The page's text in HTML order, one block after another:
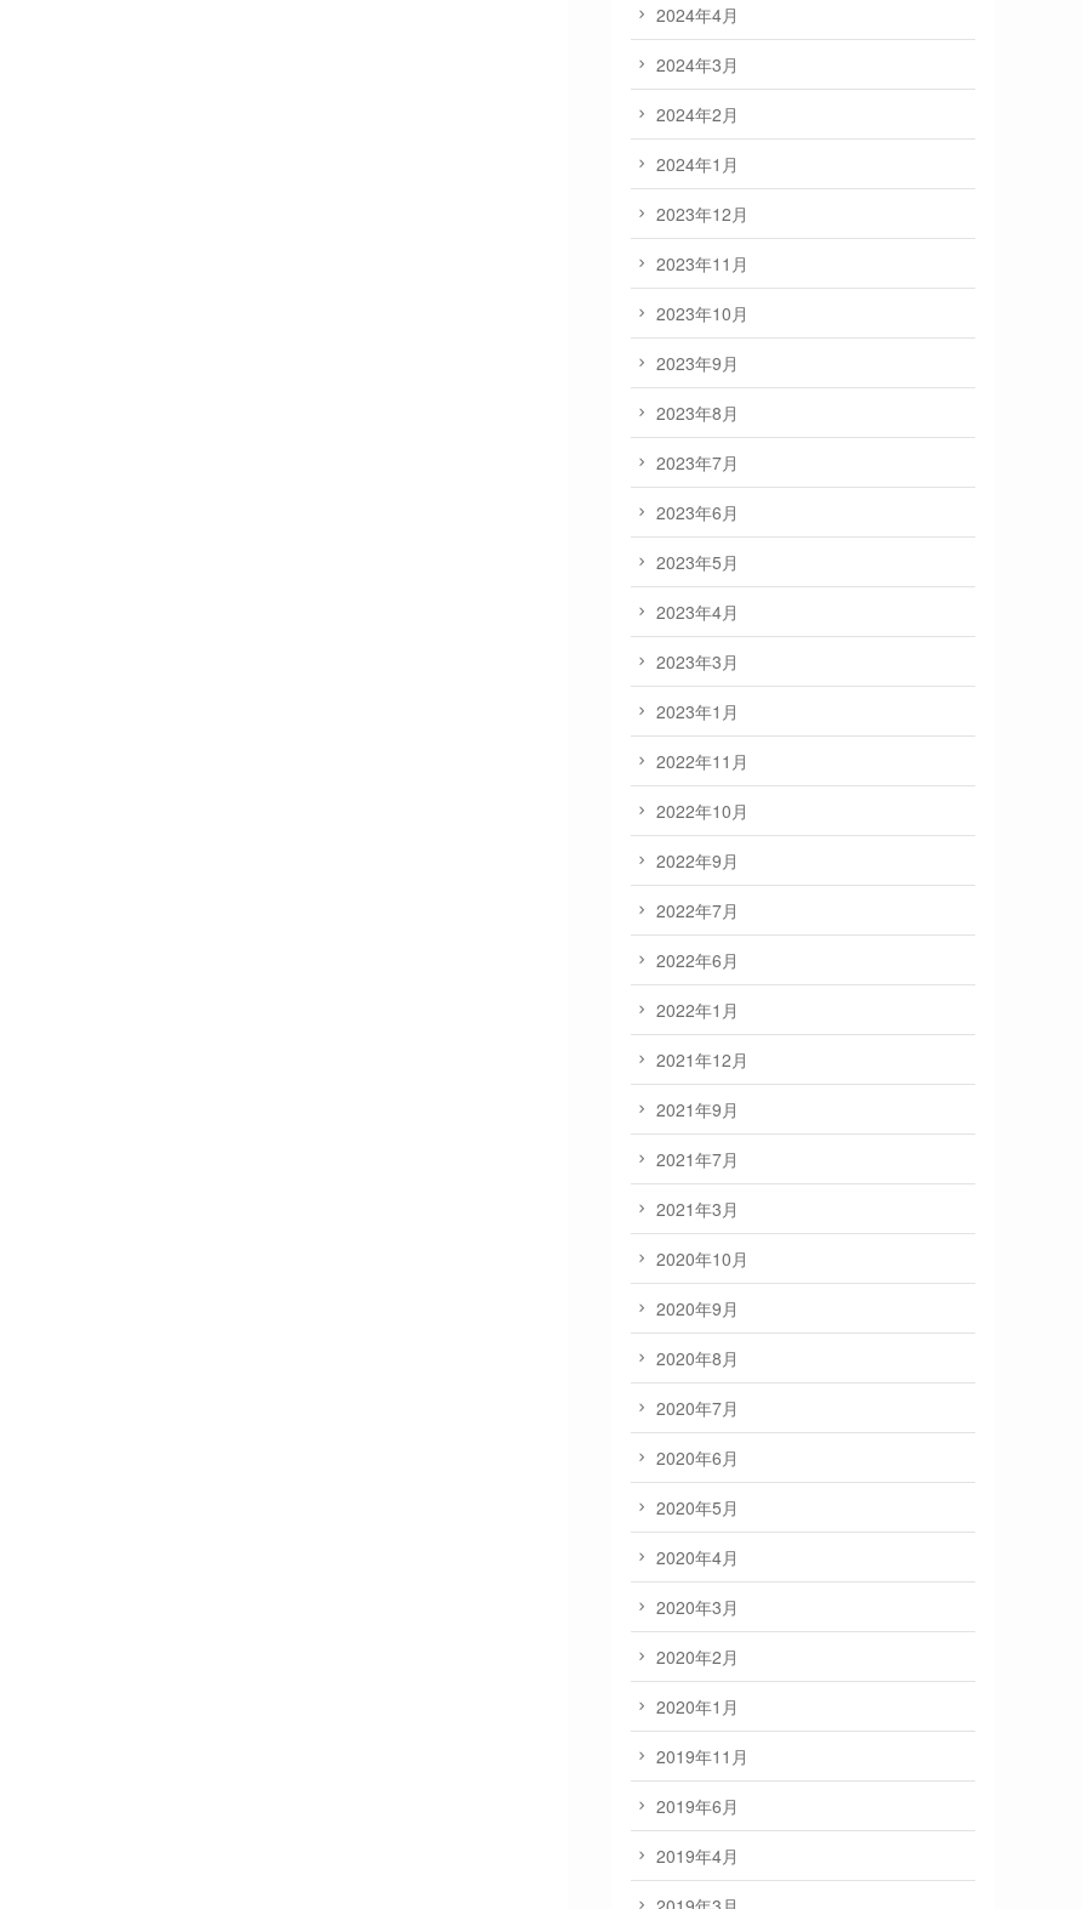
2024年4月
2024年3月
2024年2月
2024年1月
2023年12月
2023年11月
2023年10月
2023年9月
2023年8月
2023年7月
2023年6月
2023年5月
2023年4月
2023年3月
2023年1月
2022年11月
2022年10月
2022年9月
2022年7月
2022年6月
2022年1月
2021年12月
2021年9月
2021年7月
2021年3月
2020年10月
2020年9月
2020年8月
2020年7月
2020年6月
2020年5月
2020年4月
2020年3月
2020年2月
2020年1月
2019年11月
2019年6月
2019年4月